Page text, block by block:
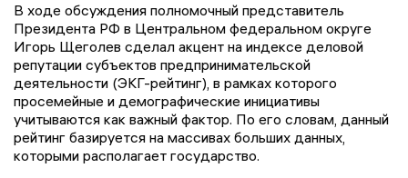
В ходе обсуждения полномочный представитель
Президента РФ в Центральном федеральном округе
Игорь Щеголев сделал акцент на индексе деловой
репутации субъектов предпринимательской
деятельности (ЭКГ-рейтинг), в рамках которого
просемейные и демографические инициативы
учитываются как важный фактор. По его словам, данный
рейтинг базируется на массивах больших данных,
которыми располагает государство.